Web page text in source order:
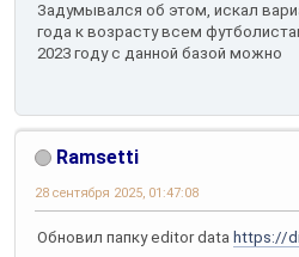
Задумывался об этом, искал
года к возрасту всем
2023 году с данной базой можно
Ramsetti
28 сентября 2025, 01:47:08
Обновил папку editor data https://